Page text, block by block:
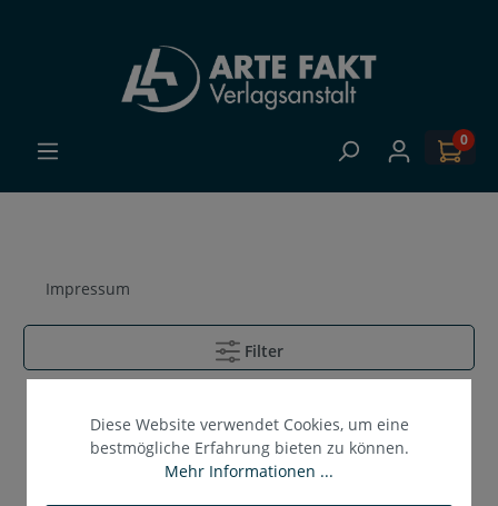
0
Impressum
Filter
Keine Produkte gefunden.
Diese Website verwendet Cookies, um eine
bestmögliche Erfahrung bieten zu können.
Mehr Informationen ...